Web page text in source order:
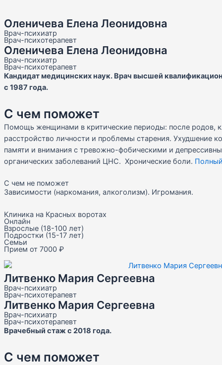
Оленичева Елена Леонидовна
Врач-психиатр
Врач-психотерапевт
Оленичева Елена Леонидовна
Врач-психиатр
Врач-психотерапевт
Кандидат медицинских наук. Врач высшей
с 1987 года.
С чем поможет
Помощь женщинами в критические периоды: после родов,
расстройство личности и проблемы старения. Ухудшение
памяти и внимания с тревожно-фобическими и
органических заболеваний ЦНС. Хронические боли.
С чем не поможет
Зависимости (наркомания, алкоголизм). Игромания.
Клиника на Красных воротах
Онлайн
Взрослые (18-100 лет)
Подростки (15-17 лет)
Семьи
Прием от 7000 ₽
Литвенко Мария Сергеевна
Врач-психиатр
Врач-психотерапевт
Литвенко Мария Сергеевна
Врач-психиатр
Врач-психотерапевт
Врачебный стаж с 2018 года.
С чем поможет